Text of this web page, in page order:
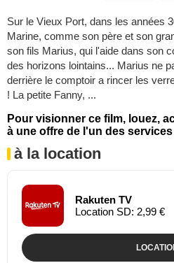
Sur le Vieux Port, dans les années
Marine, comme son père et son
son fils Marius, qui l'aide dans son
des horizons lointains... Marius ne
derrière le comptoir a rincer les
! La petite Fanny, ...
Pour visionner ce film, louez,
à une offre de l'un des
à la location
Rakuten TV
Location SD: 2,99 €